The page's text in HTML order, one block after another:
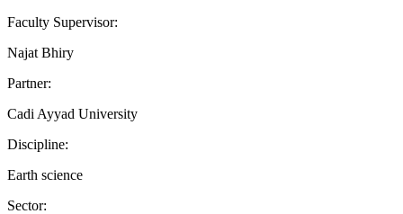
Faculty Supervisor:
Najat Bhiry
Partner:
Cadi Ayyad University
Discipline:
Earth science
Sector: